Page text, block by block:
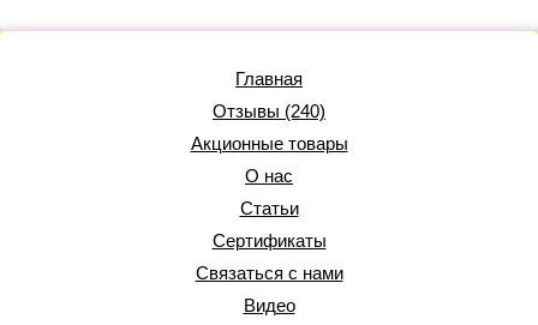
Главная
Отзывы (240)
Акционные товары
О нас
Статьи
Сертификаты
Связаться с нами
Видео